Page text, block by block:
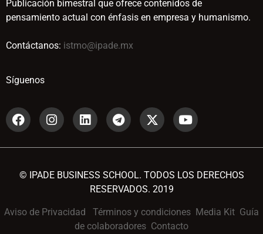
Publicación bimestral que ofrece contenidos de
pensamiento actual con énfasis en empresa y humanismo.
Contáctanos: istmo@ipade.mx
Síguenos
© IPADE BUSINESS SCHOOL. TODOS LOS DERECHOS
RESERVADOS. 2019
Aviso de Privacidad Términos y condiciones Media Kit Guía
de colaboradores Contacto